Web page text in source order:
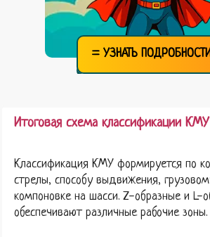
= УЗНАТЬ
Итоговая схема классификации КМУ
Классификация КМУ формируется по
стрелы, способу выдвижения,
компоновке на шасси. Z-образные и L-
обеспечивают различные рабочие зоны.